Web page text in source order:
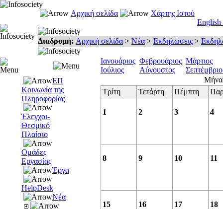
Αρχική σελίδα
Χάρτης Ιστού
English
Διαδρομή: Αρχική σελίδα > Νέα > Εκδηλώσεις >
ΕΠ
Κοινωνία της
Πληροφορίας
Έλεγχοι-
Θεσμικό
Πλαίσιο
Ομάδες
Εργασίας
Έργα
HelpDesk
Νέα
Ιανουάριος Φεβρουάριος Μάρτιος
Ιούλιος
Αύγουστος
Τρίτη
Τετάρτη Πέμπτη
1 2 3 4
8 9 10 11
15 16 17 18